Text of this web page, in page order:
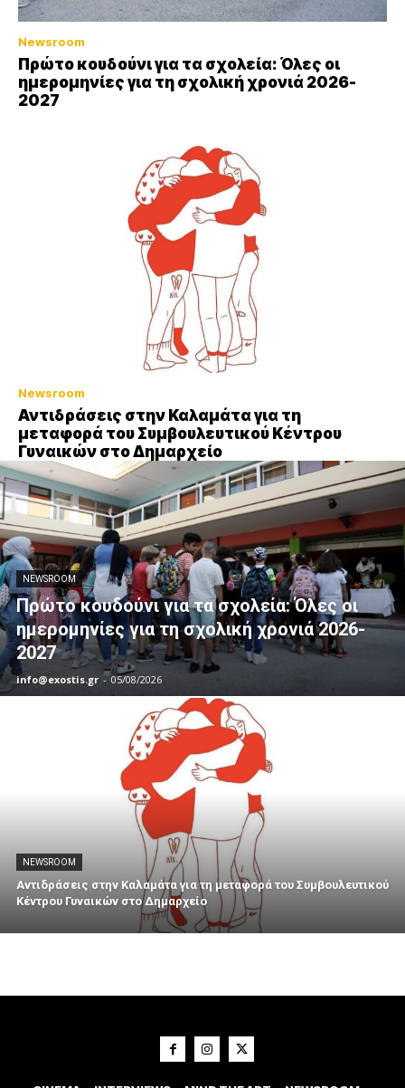
Newsroom
Πρώτο κουδούνι για τα σχολεία: Όλες οι
ημερομηνίες για τη σχολική χρονιά 2026-
2027
Newsroom
Αντιδράσεις στην Καλαμάτα για τη
μεταφορά του Συμβουλευτικού Κέντρου
Γυναικών στο Δημαρχείο
NEWSROOM
Πρώτο κουδούνι για τα σχολεία: Όλες οι
ημερομηνίες για τη σχολική χρονιά 2026-
2027
info@exostis.gr - 05/08/2026
NEWSROOM
Αντιδράσεις στην Καλαμάτα για τη μεταφορά του Συμβουλευτικού
Κέντρου Γυναικών στο Δημαρχείο